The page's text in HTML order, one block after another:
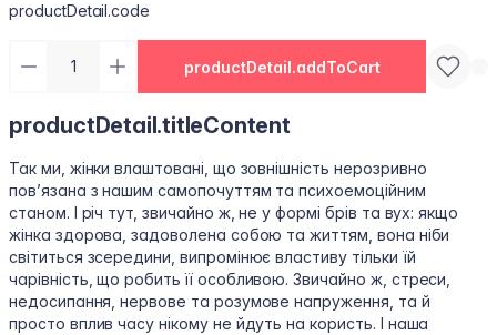
productDetail.code
productDetail.addToCart
productDetail.titleContent
Так ми, жінки влаштовані, що зовнішність нерозривно
пов’язана з нашим самопочуттям та психоемоційним
станом. І річ тут, звичайно ж, не у формі брів та вух: якщо
жінка здорова, задоволена собою та життям, вона ніби
світиться зсередини, випромінює властиву тільки їй
чарівність, що робить її особливою. Звичайно ж, стреси,
недосипання, нервове та розумове напруження, та й
просто вплив часу нікому не йдуть на користь. І наша